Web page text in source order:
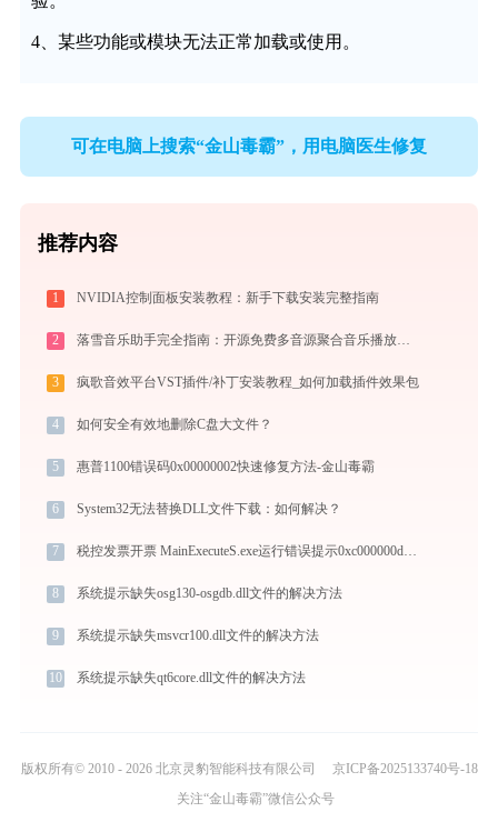
4、某些功能或模块无法正常加载或使用。
可在电脑上搜索“金山毒霸”，用电脑医生修复
推荐内容
1 NVIDIA控制面板安装教程：新手下载安装完整指南
2 落雪音乐助手完全指南：开源免费多音源聚合音乐播放器的安装、配置与使用技巧（2026最新）
3 疯歌音效平台VST插件/补丁安装教程_如何加载插件效果包
4 如何安全有效地删除C盘大文件？
5 惠普1100错误码0x00000002快速修复方法-金山毒霸
6 System32无法替换DLL文件下载：如何解决？
7 税控发票开票 MainExecuteS.exe运行错误提示0xc000000d的解决办法
8 系统提示缺失osg130-osgdb.dll文件的解决方法
9 系统提示缺失msvcr100.dll文件的解决方法
10 系统提示缺失qt6core.dll文件的解决方法
版权所有© 2010 - 2026 北京灵豹智能科技有限公司
京ICP备2025133740号-18
关注“金山毒霸”微信公众号